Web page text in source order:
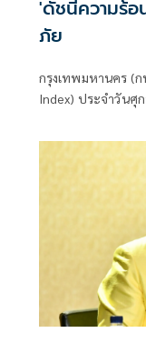
'ดัชนีความร้อ
ภัย
กรุงเทพมหานคร (
Index) ประจำวันศุ
องศาเซลเซียส)